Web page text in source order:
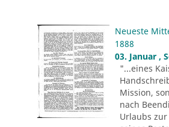
Neueste
1888
03. Januar ,
"...eines
Mission,
nach
Urlaubs